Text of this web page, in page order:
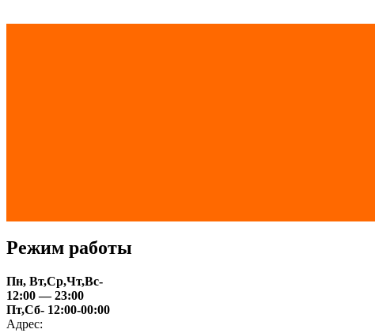
Режим работы
Пн, Вт,Ср,Чт,Вс-
12:00 — 23:00
Пт,Сб- 12:00-00:00
Адрес: